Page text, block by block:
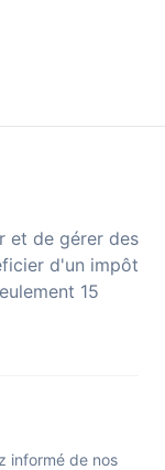
et de gérer des
d'un impôt
15
informé de nos